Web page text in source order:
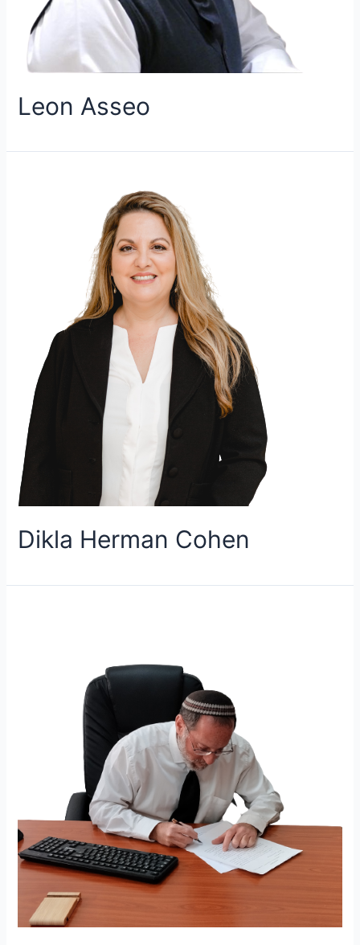
Leon Asseo
Dikla Herman Cohen